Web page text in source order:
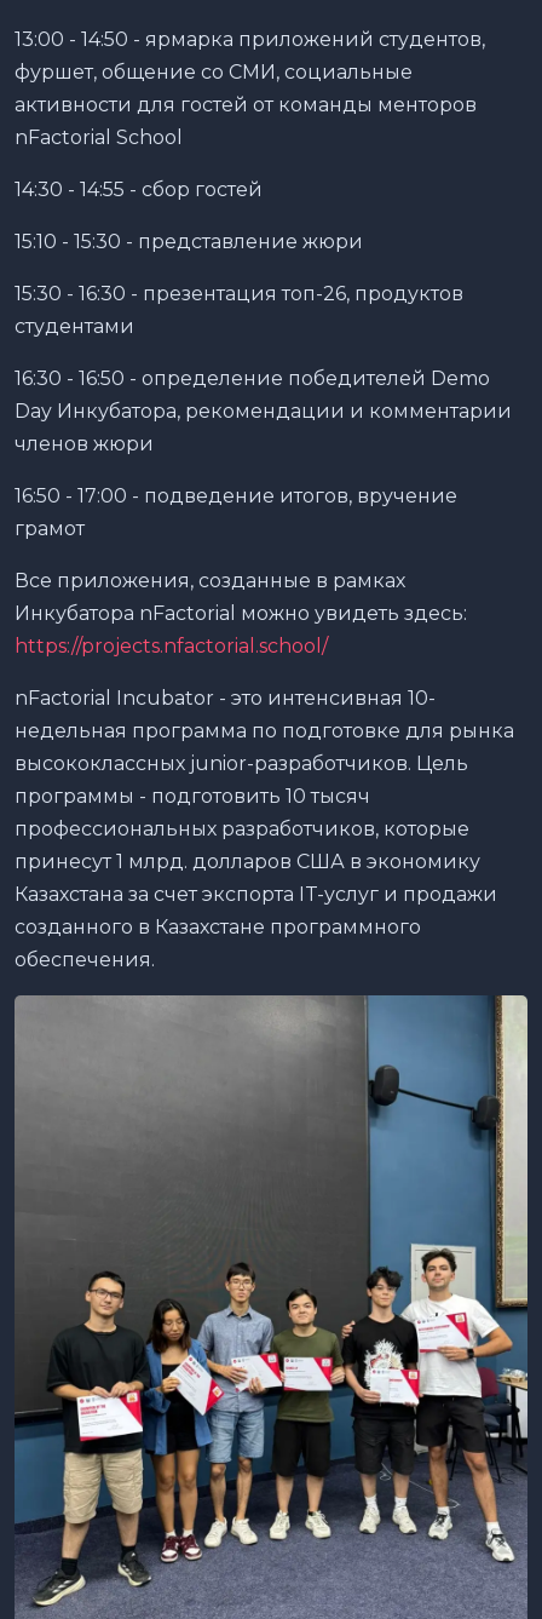
13:00 - 14:50 - ярмарка приложений студентов,
фуршет, общение со СМИ, социальные
активности для гостей от команды менторов
nFactorial School
14:30 - 14:55 - сбор гостей
15:10 - 15:30 - представление жюри
15:30 - 16:30 - презентация топ-26, продуктов
студентами
16:30 - 16:50 - определение победителей Demo
Day Инкубатора, рекомендации и комментарии
членов жюри
16:50 - 17:00 - подведение итогов, вручение
грамот
Все приложения, созданные в рамках
Инкубатора nFactorial можно увидеть здесь:
https://projects.nfactorial.school/
nFactorial Incubator - это интенсивная 10-
недельная программа по подготовке для рынка
высококлассных junior-разработчиков. Цель
программы - подготовить 10 тысяч
профессиональных разработчиков, которые
принесут 1 млрд. долларов США в экономику
Казахстана за счет экспорта IT-услуг и продажи
созданного в Казахстане программного
обеспечения.